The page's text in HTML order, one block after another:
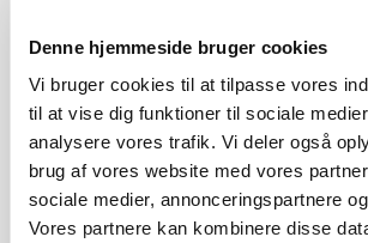
Denne hjemmeside bruger cookies
Vi bruger cookies til at tilpasse vores
til at vise dig funktioner til sociale
analysere vores trafik. Vi deler også
brug af vores website med vores
sociale medier, annonceringspartnere
Vores partnere kan kombinere disse
MARKEDSFOKUS
Prisgab på 20 kroner pr. kg
presser markedet